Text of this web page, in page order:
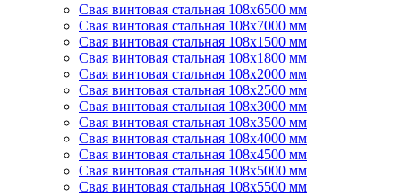
Свая винтовая стальная 108х6500 мм
Свая винтовая стальная 108х7000 мм
Свая винтовая стальная 108х1500 мм
Свая винтовая стальная 108х1800 мм
Свая винтовая стальная 108х2000 мм
Свая винтовая стальная 108х2500 мм
Свая винтовая стальная 108х3000 мм
Свая винтовая стальная 108х3500 мм
Свая винтовая стальная 108х4000 мм
Свая винтовая стальная 108х4500 мм
Свая винтовая стальная 108х5000 мм
Свая винтовая стальная 108х5500 мм